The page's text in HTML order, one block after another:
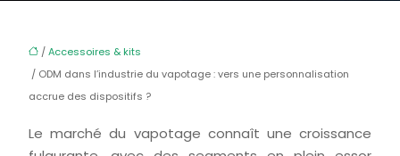
/Accessoires & kits
/ ODM dans l’industrie du vapotage : vers une personnalisation
accrue des dispositifs ?
Le marché du vapotage connaît une croissance